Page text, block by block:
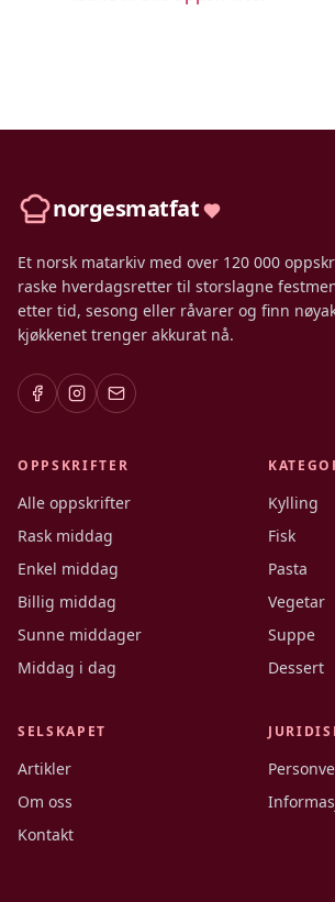
norgesmatfat
Et norsk matarkiv med over 120 000
raske hverdagsretter til storslagne
etter tid, sesong eller råvarer og finn
kjøkkenet trenger akkurat nå.
OPPSKRIFTER
Alle oppskrifter
Rask middag
Enkel middag
Billig middag
Sunne middager
Middag i dag
Kylling
Fisk
Pasta
Vegetar
Suppe
Dessert
SELSKAPET
Artikler
Om oss
Kontakt